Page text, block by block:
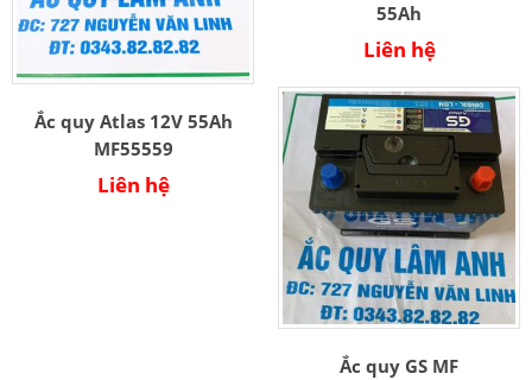
Ắc quy Atlas 12V 55Ah
MF55559
Liên hệ
55Ah
Liên hệ
Ắc quy GS MF